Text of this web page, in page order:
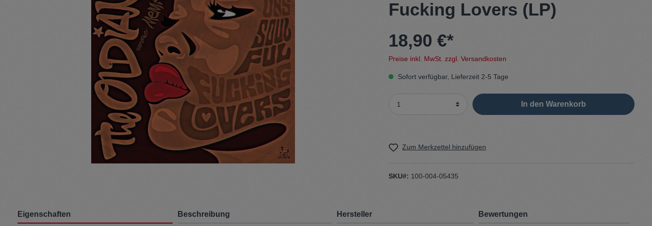
Jumpsuit Sweater
Hosen
Taschen Schale
Mäntel
Fucking Lovers (LP)
18,90 €*
Preise inkl. MwSt. zzgl. Versandkosten
Sofort verfügbar, Lieferzeit 2-5 Tage
In den Warenkorb
Zum Merkzettel hinzufügen
SKU#: 100-004-05435
Eigenschaften Beschreibung Hersteller Bewertungen